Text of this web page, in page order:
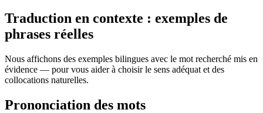
Traduction en contexte : exemples de
phrases réelles
Nous affichons des exemples bilingues avec le mot recherché mis en
évidence — pour vous aider à choisir le sens adéquat et des
collocations naturelles.
Prononciation des mots